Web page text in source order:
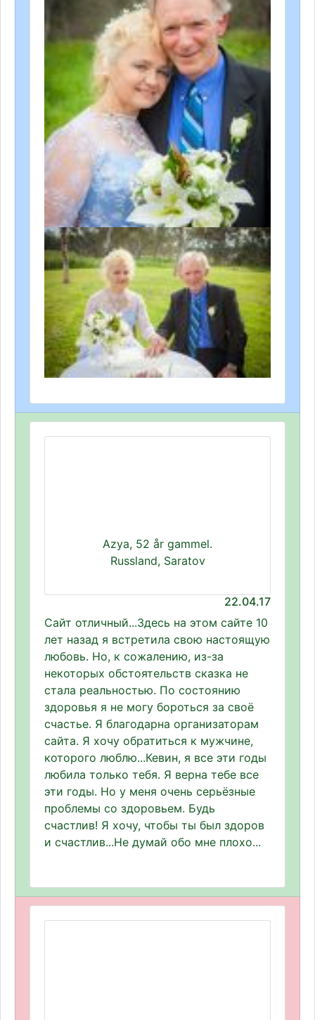
Azya, 52 år gammel.
Russland, Saratov
22.04.17
Сайт отличный...Здесь на этом сайте 10
лет назад я встретила свою настоящую
любовь. Но, к сожалению, из-за
некоторых обстоятельств сказка не
стала реальностью. По состоянию
здоровья я не могу бороться за своё
счастье. Я благодарна организаторам
сайта. Я хочу обратиться к мужчине,
которого люблю...Кевин, я все эти годы
любила только тебя. Я верна тебе все
эти годы. Но у меня очень серьёзные
проблемы со здоровьем. Будь
счастлив! Я хочу, чтобы ты был здоров
и счастлив...Не думай обо мне плохо...